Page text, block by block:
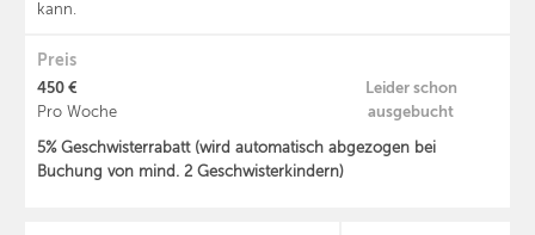
kann.
Preis
450 €
Pro Woche
Leider schon
ausgebucht
5% Geschwisterrabatt (wird automatisch abgezogen bei
Buchung von mind. 2 Geschwisterkindern)